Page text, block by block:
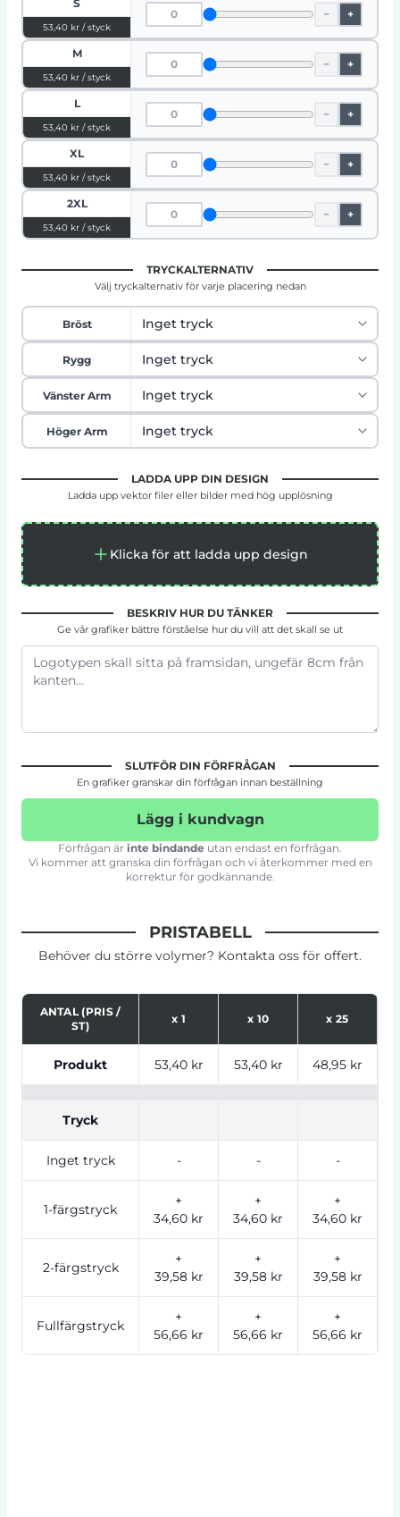
S
53,40 kr / styck
− +
M
53,40 kr / styck
− +
L
53,40 kr / styck
− +
XL
53,40 kr / styck
− +
2XL
53,40 kr / styck
− +
TRYCKALTERNATIV
Välj tryckalternativ för varje placering nedan
Bröst
Rygg
Vänster Arm
Höger Arm
LADDA UPP DIN DESIGN
Ladda upp vektor filer eller bilder med hög upplösning
Klicka för att ladda upp design
BESKRIV HUR DU TÄNKER
Ge vår grafiker bättre förståelse hur du vill att det skall se ut
SLUTFÖR DIN FÖRFRÅGAN
En grafiker granskar din förfrågan innan beställning
Lägg i kundvagn
Förfrågan är inte bindande utan endast en förfrågan.
Vi kommer att granska din förfrågan och vi återkommer med en
korrektur för godkännande.
PRISTABELL
Behöver du större volymer? Kontakta oss för offert.
ANTAL (PRIS /
ST)
x 1 x 10 x 25
Produkt 53,40 kr 53,40 kr 48,95 kr
Tryck
Inget tryck - - -
1-färgstryck
+
34,60 kr
+
34,60 kr
+
34,60 kr
2-färgstryck
+
39,58 kr
+
39,58 kr
+
39,58 kr
Fullfärgstryck
+
56,66 kr
+
56,66 kr
+
56,66 kr